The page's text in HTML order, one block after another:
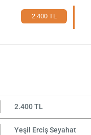
2.400 TL
2.400 TL
Yeşil Erciş Seyahat